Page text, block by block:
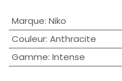
Marque: Niko
Couleur: Anthracite
Gamme: Intense